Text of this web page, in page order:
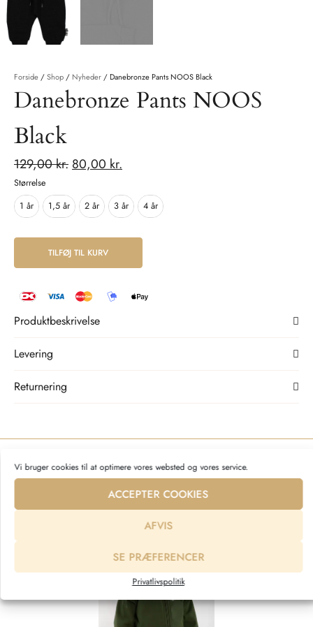
Vi bruger cookies til at optimere vores websted og vores service.
ACCEPTER COOKIES
AFVIS
SE PRÆFERENCER
Privatlivspolitik
Forside /Shop / Nyheder /Danebronze Pants NOOS Black
Danebronze Pants NOOS
Black
129,00kr. 80,00 kr.
Størrelse
1 år
1,5 år 2 år 3 år 4 år
TILFØJ TIL KURV
Produktbeskrivelse
Levering
Returnering
Måske vil du også kunne lide...